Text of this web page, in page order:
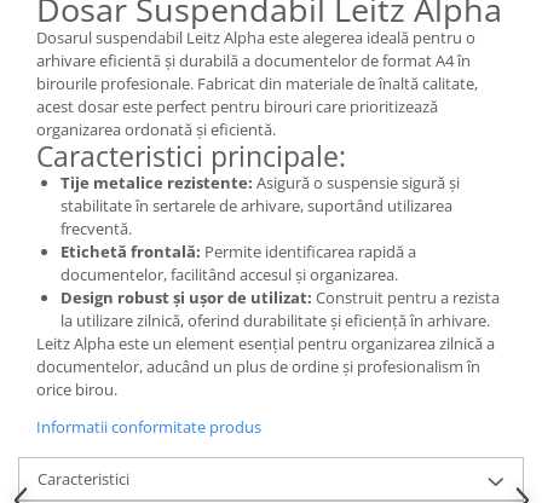
Articole pentru rufe, casa,
geamuri, mobila
Articole pentru birou, suprafete,
pardoseli
Intretinere si odorizante masina
Saci de gunoi
Accesorii pentru curatenie
Tipografie si stampile
Formulare tipizate
Caiete si blocnotesuri
personalizate
Stampile, tusiere si tus
Protectia muncii si Imbracaminte
Tricouri
Dosarul suspendabil Leitz Alpha este alegerea ideală pentru o
arhivare eficientă și durabilă a documentelor de format A4 în
birourile profesionale. Fabricat din materiale de înaltă calitate,
acest dosar este perfect pentru birouri care prioritizează
organizarea ordonată și eficientă.
Caracteristici principale:
Tije metalice rezistente: Asigură o suspensie sigură și
stabilitate în sertarele de arhivare, suportând utilizarea
frecventă.
Etichetă frontală: Permite identificarea rapidă a
documentelor, facilitând accesul și organizarea.
Design robust și ușor de utilizat: Construit pentru a rezista
la utilizare zilnică, oferind durabilitate și eficiență în arhivare.
Leitz Alpha este un element esențial pentru organizarea zilnică a
documentelor, aducând un plus de ordine și profesionalism în
orice birou.
Informatii conformitate produs
Caracteristici